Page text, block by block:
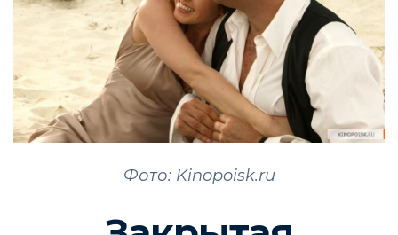
Фото: Kinopoisk.ru